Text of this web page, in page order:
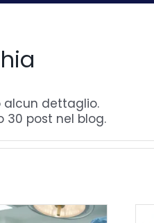
alcun dettaglio.
30 post nel blog.